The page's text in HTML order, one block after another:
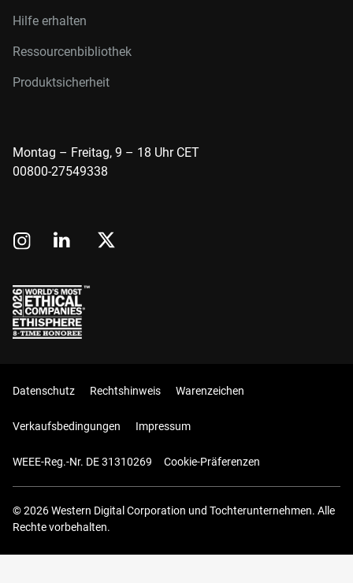
Hilfe erhalten
Ressourcenbibliothek
Produktsicherheit
Montag – Freitag, 9 – 18 Uhr CET
00800-27549338
Datenschutz Rechtshinweis Warenzeichen
Verkaufsbedingungen Impressum
WEEE-Reg.-Nr. DE 31310269 Cookie-Präferenzen
© 2026 Western Digital Corporation und Tochterunternehmen. Alle
Rechte vorbehalten.